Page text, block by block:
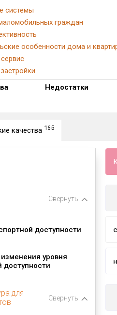
системы
граждан
особенности дома и
Недостатки
качества 165
Свернуть
доступности
уровня
доступности
для
Свернуть